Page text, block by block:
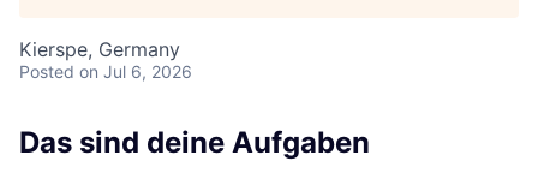
Kierspe, Germany
Posted on Jul 6, 2026
Das sind deine Aufgaben